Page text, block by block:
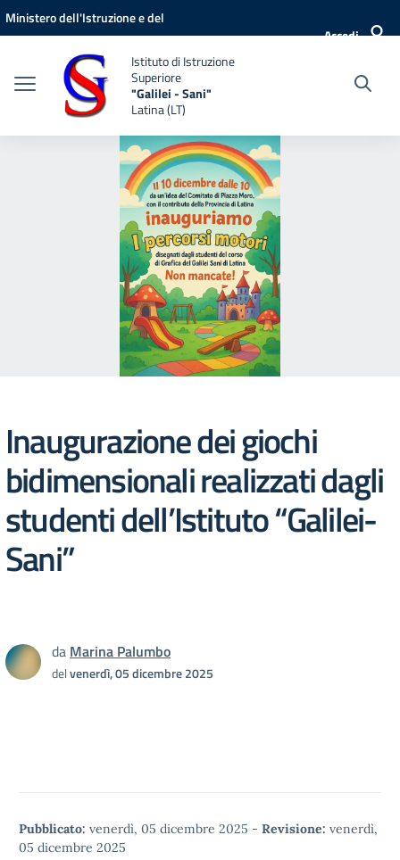
Vai ai contenuti
Vai al menu di navigazione
Vai al footer
Ministero dell'Istruzione e del
Accedi
Istituto di Istruzione
Superiore
"Galilei - Sani"
Latina (LT)
Inaugurazione dei giochi
bidimensionali realizzati dagli
studenti dell’Istituto “Galilei-
Sani”
da Marina Palumbo
delvenerdì, 05 dicembre 2025
Pubblicato: venerdì, 05 dicembre 2025 - Revisione: venerdì,
05 dicembre 2025